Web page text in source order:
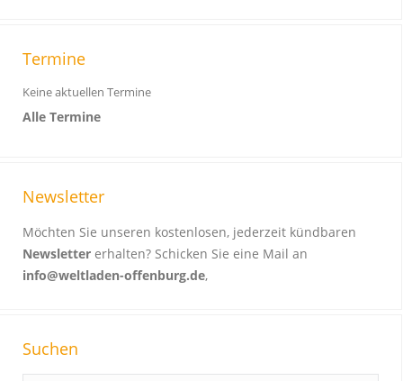
Termine
Keine aktuellen Termine
Alle Termine
Newsletter
Möchten Sie unseren kostenlosen, jederzeit kündbaren
Newsletter erhalten? Schicken Sie eine Mail an
info@weltladen-offenburg.de,
Suchen